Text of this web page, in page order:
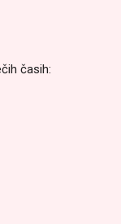
časih: